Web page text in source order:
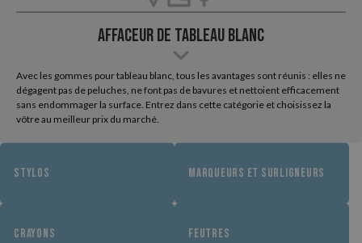
Affaceur de tableau blanc
Avec les gommes pour tableau blanc, tous les avantages sont réunis : elles ne
dégagent pas de peluches, ne font pas de bavures et nettoient efficacement
sans endommager la surface. Entrez dans cette catégorie et choisissez la
vôtre au meilleur prix du marché.
STYLOS MARQUEURS ET SURLIGNEURS
CRAYONS FEUTRES